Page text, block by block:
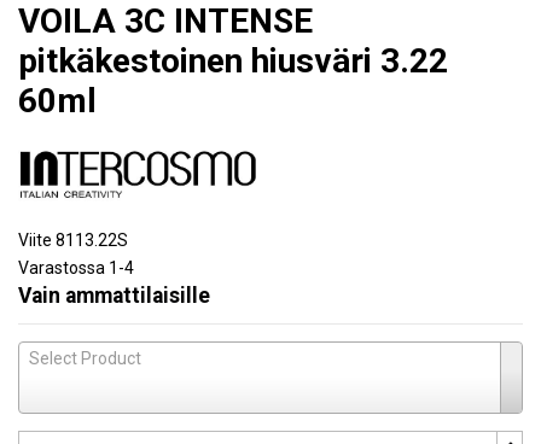
VOILA 3C INTENSE
pitkäkestoinen hiusväri 3.22
60ml
Viite 8113.22S
Varastossa 1-4
Vain ammattilaisille
Select Product